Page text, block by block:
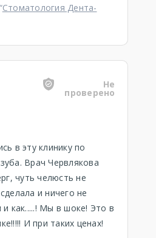
Стоматология Дента-
Не
проверено
в эту клинику по
Врач Червлякова
чуть челюсть не
и ничего не
и как.....! Мы в шоке! Это в
И при таких ценах!